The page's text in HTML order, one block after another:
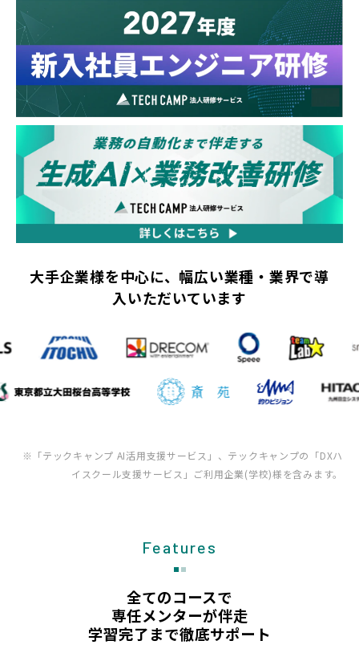
大手企業様を中心に、幅広い業種・業界で導
入いただいています
※「テックキャンプ AI活用支援サービス」、テックキャンプの「DXハ
イスクール支援サービス」ご利用企業(学校)様を含みます。
Features
全てのコースで
専任メンターが伴走
学習完了まで徹底サポート